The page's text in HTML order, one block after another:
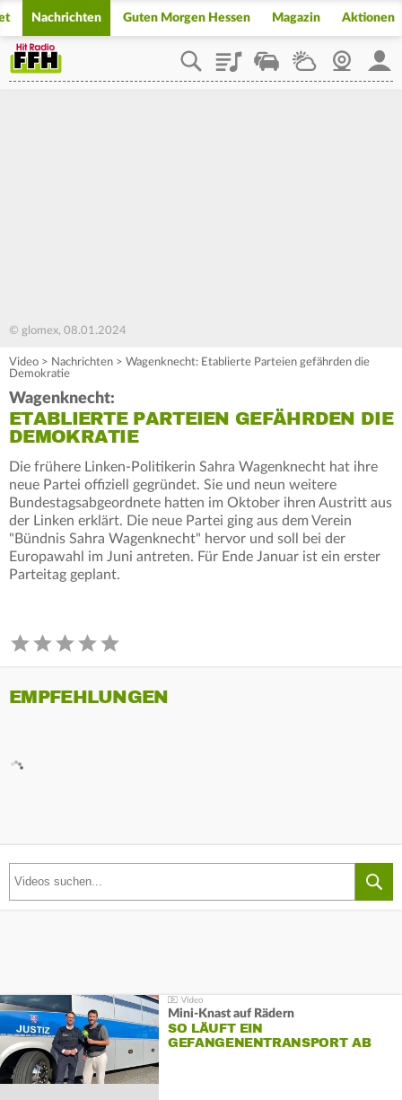
Nachrichten Guten Morgen Hessen Magazin Aktionen
PlaylistStaupilotWetterWebcam
© glomex, 08.01.2024
Video > Nachrichten > Wagenknecht: Etablierte Parteien gefährden die
Demokratie
Wagenknecht:
ETABLIERTE PARTEIEN GEFÄHRDEN DIE
DEMOKRATIE
Die frühere Linken-Politikerin Sahra Wagenknecht hat ihre
neue Partei offiziell gegründet. Sie und neun weitere
Bundestagsabgeordnete hatten im Oktober ihren Austritt aus
der Linken erklärt. Die neue Partei ging aus dem Verein
"Bündnis Sahra Wagenknecht" hervor und soll bei der
Europawahl im Juni antreten. Für Ende Januar ist ein erster
Parteitag geplant.
EMPFEHLUNGEN
Mini-Knast auf Rädern
SO LÄUFT EIN
GEFANGENENTRANSPORT AB